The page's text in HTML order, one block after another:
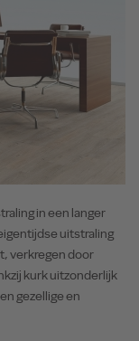
in een langer
uitstraling
verkregen door
kurk uitzonderlijk
gezellige en